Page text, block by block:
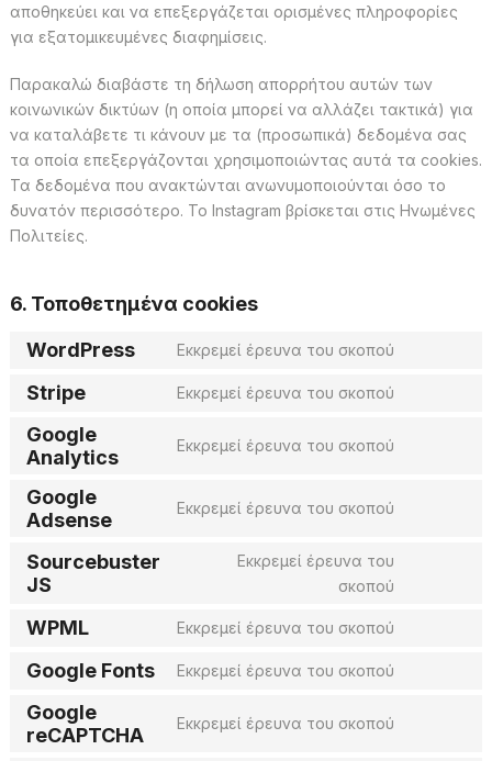
αποθηκεύει και να επεξεργάζεται ορισμένες πληροφορίες
για εξατομικευμένες διαφημίσεις.
Παρακαλώ διαβάστε τη δήλωση απορρήτου αυτών των
κοινωνικών δικτύων (η οποία μπορεί να αλλάζει τακτικά) για
να καταλάβετε τι κάνουν με τα (προσωπικά) δεδομένα σας
τα οποία επεξεργάζονται χρησιμοποιώντας αυτά τα cookies.
Τα δεδομένα που ανακτώνται ανωνυμοποιούνται όσο το
δυνατόν περισσότερο. Το Instagram βρίσκεται στις Ηνωμένες
Πολιτείες.
6. Τοποθετημένα cookies
WordPress Εκκρεμεί έρευνα του σκοπού
Stripe Εκκρεμεί έρευνα του σκοπού
Google
Analytics
Εκκρεμεί έρευνα του σκοπού
Google
Adsense
Εκκρεμεί έρευνα του σκοπού
Sourcebuster
JS
Εκκρεμεί έρευνα του
σκοπού
WPML Εκκρεμεί έρευνα του σκοπού
Google Fonts Εκκρεμεί έρευνα του σκοπού
Google
reCAPTCHA
Εκκρεμεί έρευνα του σκοπού